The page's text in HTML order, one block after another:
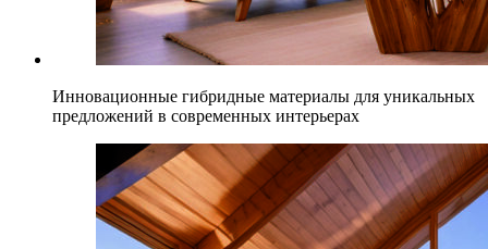
Инновационные гибридные материалы для уникальных
предложений в современных интерьерах